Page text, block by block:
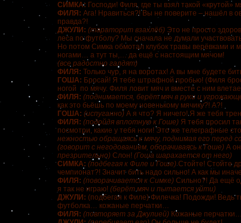
СИМКА: Господи! Филя, где ты взял такой «крутой»
ФИЛЯ: Ага! Нравиться?! Вы не поверите – нашёл в
правда?!
ДЖУЛИ: (тараторит взахлёб) Это не просто
леса по футболу? Мы сначала не думали
Но потом Симка обмотал клубок травы верёвками и
ногами… а тут ты,… да ещё с настоящим мячом!
(все радостно галдят)
ФИЛЯ: Только чур, я на воротах! А вы мне будете
ГОША: Бросай! Я тебе штрафной пробью! (Филя
ногой по мячу. Филя ловит мяч и вместе с ним
ФИЛЯ: (поднимается, берёт мяч в руки и
как это бьёшь по моему новенькому мячику?! А?!
ГОША: (испуганно) А я что? Я ничего! Я же тебя
ФИЛЯ: (подойдя вплотную к Гоше) Я тебя просил
посмотри, какие у тебя ноги! Это же телеграфные
нежностью обращаясь к мячу, поднимая его перед
(говорит с негодованием, оборачиваясь к Гоше) А
презрительно) Слон! (Гоша шарахается от него)
СИМКА: (подбегая к Филе и Гоше)Стойте! Стойте
чемпионат?! Значит бить надо сильно! А как мы
ФИЛЯ: (поворачивается к Симке) Сильно?! Да ещё
я так не играю! (берёт мяч и пытается уйти)
ДЖУЛИ: (подбегая к Филе) Филечка! Подожди! Ведь
футболка… кожаные перчатки…
ФИЛЯ: (повторяет за Джулией) Кожаные